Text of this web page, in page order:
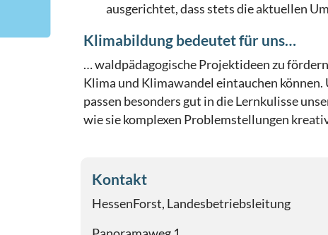
ausgerichtet, dass stets die aktuellen
Klimabildung bedeutet für uns…
… waldpädagogische Projektideen zu
Klima und Klimawandel eintauchen können.
passen besonders gut in die Lernkulisse
wie sie komplexen Problemstellungen
Kontakt
HessenForst, Landesbetriebsleitung